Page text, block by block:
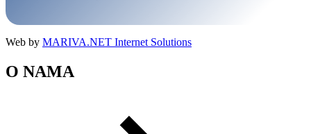
Web by MARIVA.NET Internet Solutions
O NAMA